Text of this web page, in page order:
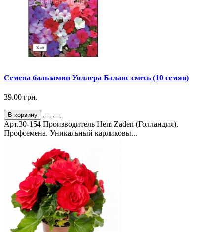
Семена бальзамин Уоллера Баланс смесь (10 семян)
39.00 грн.
В корзину
Арт.30-154 Производитель Hem Zaden (Голландия).
Профсемена. Уникальный карликовы...